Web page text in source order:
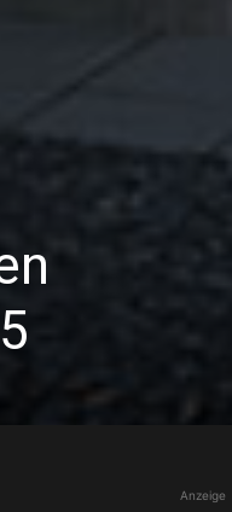
Anzeige